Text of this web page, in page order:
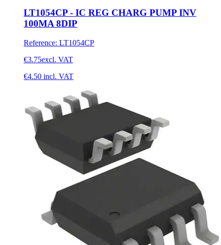
LT1054CP - IC REG CHARG PUMP INV
100MA 8DIP
Reference: LT1054CP
€3.75excl. VAT
€4.50 incl. VAT